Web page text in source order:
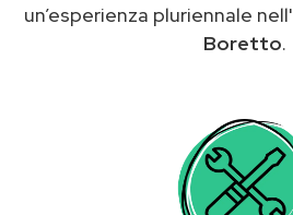
un’esperienza pluriennale nell'
Boretto.